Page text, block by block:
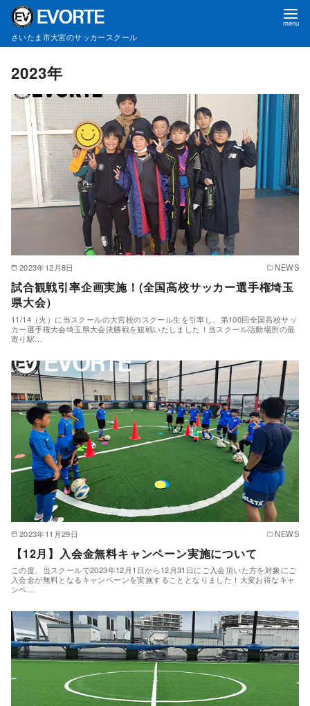
さいたま市大宮のサッカースクール
2023年
2023年12月8日 NEWS
試合観戦引率企画実施！(全国高校サッカー選手権埼玉
県大会）
11/14（火）に当スクールの大宮校のスクール生を引率し、第100回全国高校サッ
カー選手権大会埼玉県大会決勝戦を観戦いたしました！当スクール活動場所の最
寄り駅…
2023年11月29日 NEWS
【12月】入会金無料キャンペーン実施について
この度、当スクールで2023年12月1日から12月31日にご入会頂いた方を対象にご
入会金が無料となるキャンペーンを実施することとなりました！大変お得なキャ
ンペ…